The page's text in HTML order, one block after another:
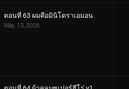
ตอนที่ 63 ผมคือมินิโดราเอมอน
May. 13, 2026